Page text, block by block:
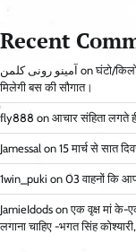
Recent
آمینو رونی کلمن onघंटो/
मिलेगी बस की सौगात।
fly888 on आचार संहिता लगते
Jamessal on 15 मार्च से सात
1win_puki on 03 वाहनों कि
JamieIdods onएक वृक्ष मां के-
लगाना चाहिए -भगत सिंह